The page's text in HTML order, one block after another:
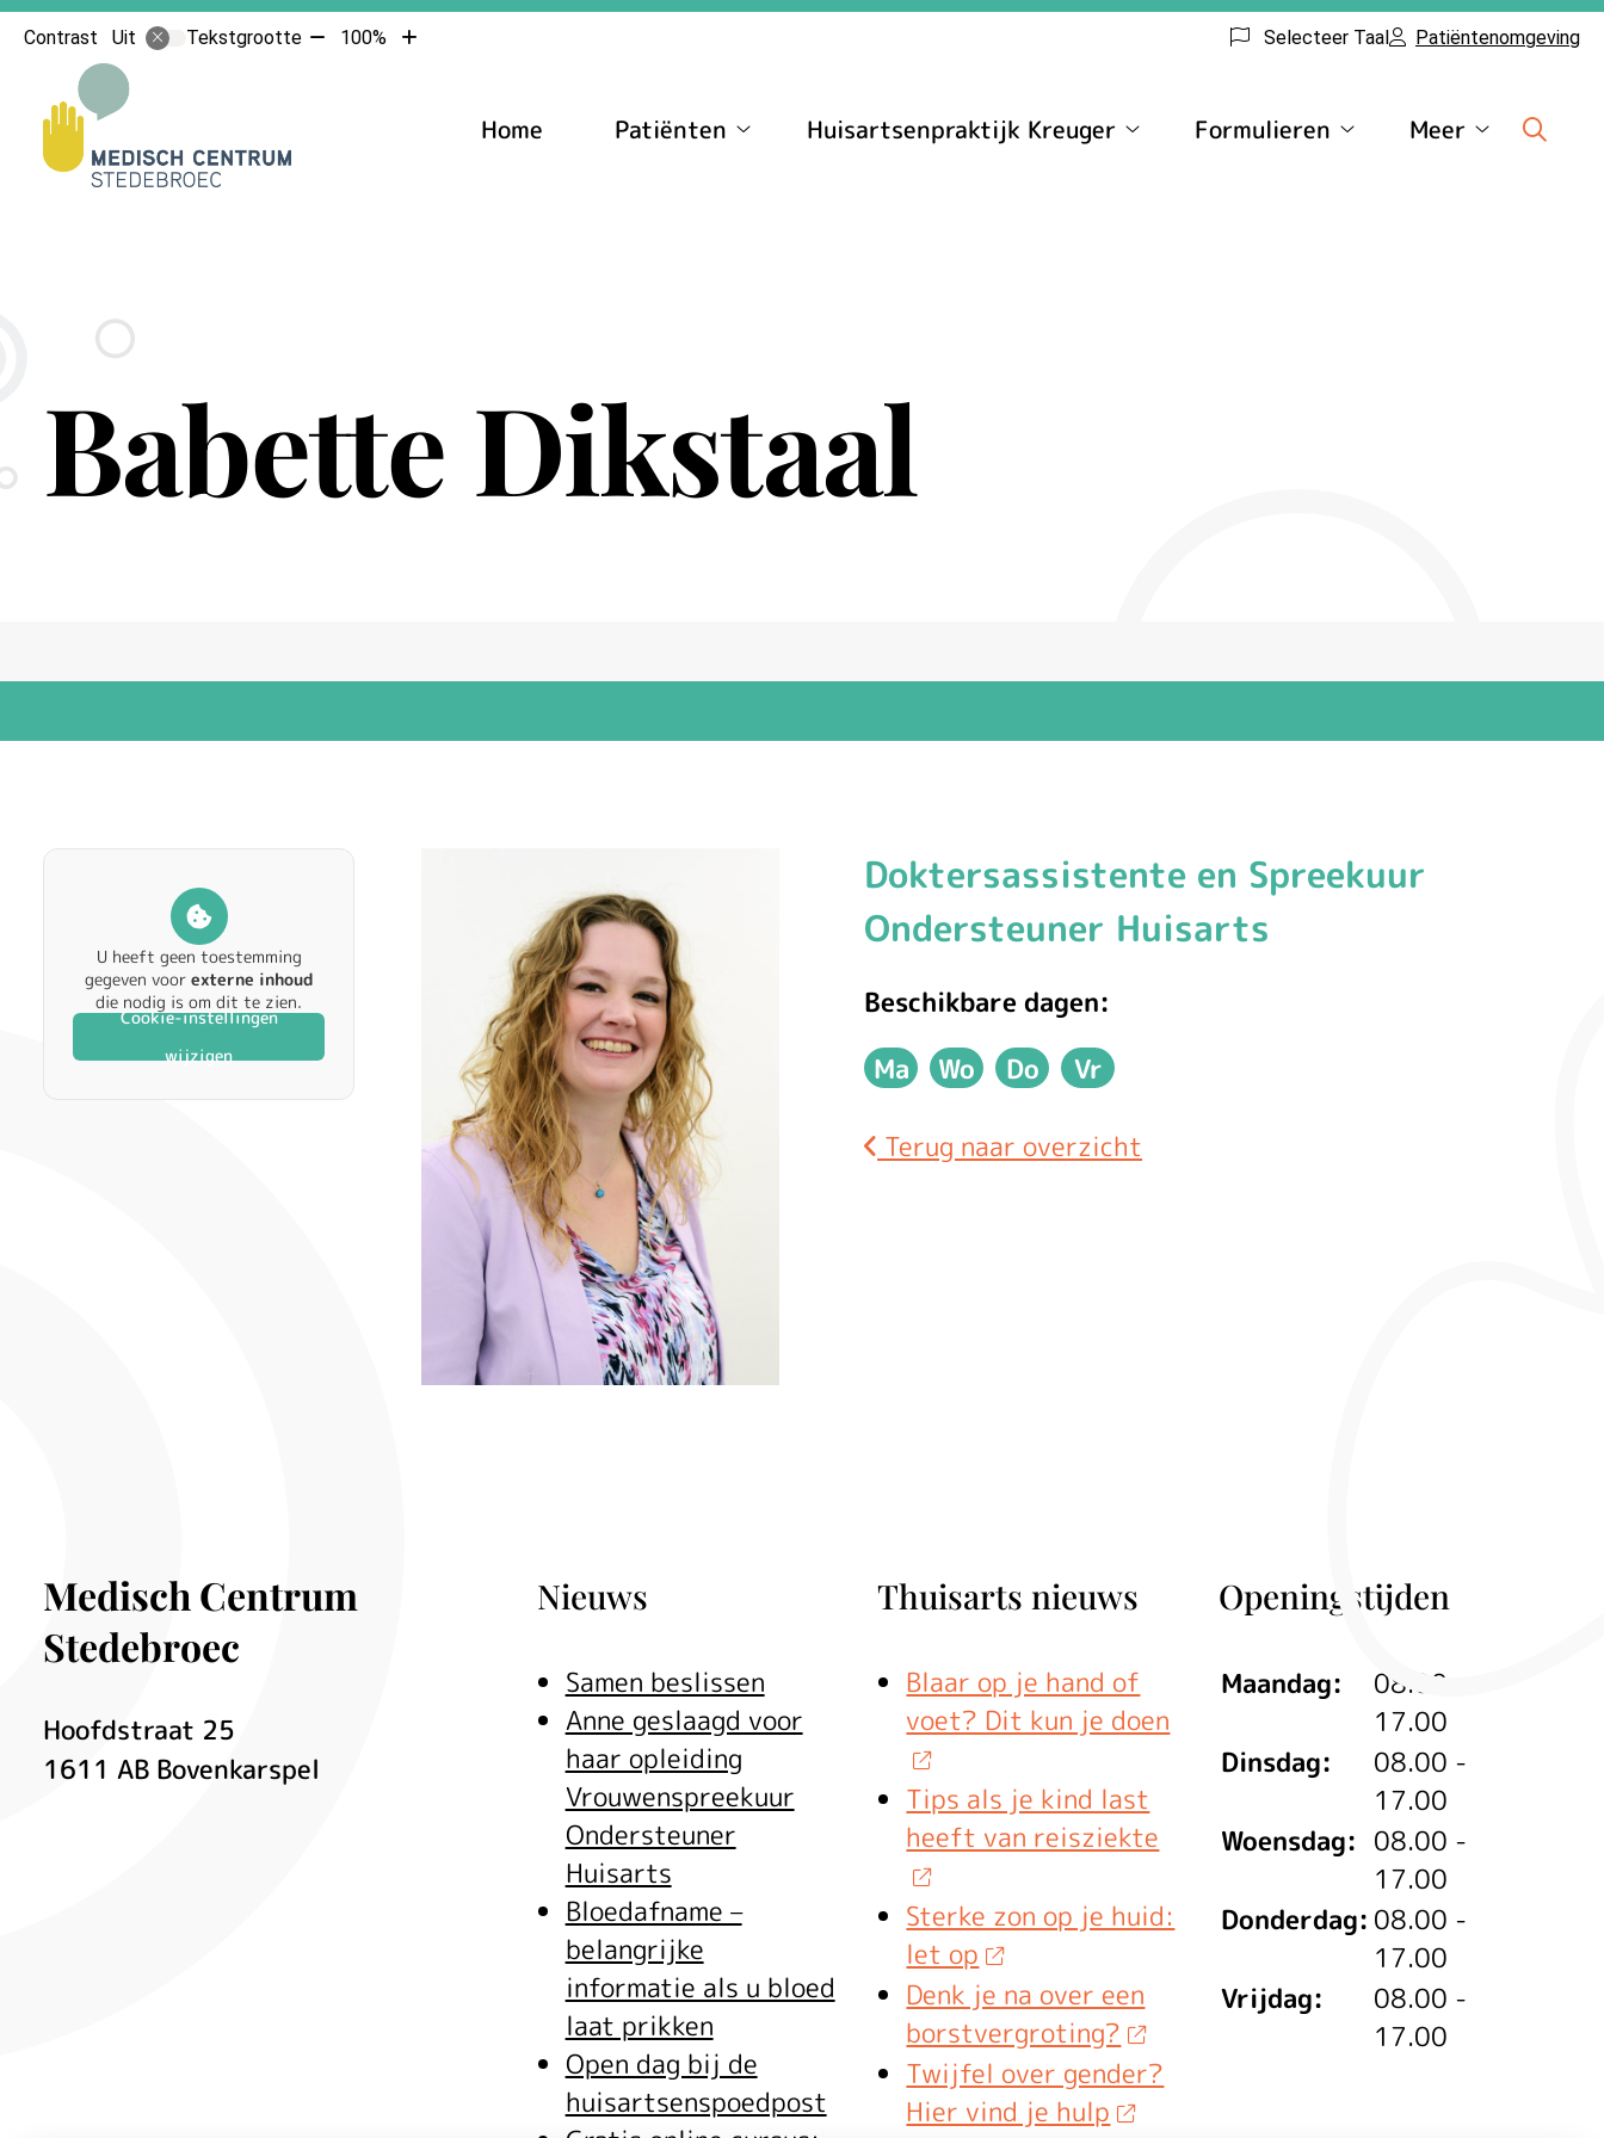
Contrast Uit Tekstgrootte Tekst100%
Tekst
Selecteer Taal Patiëntenomgeving
Home Patiënten Huisartsenpraktijk Kreuger Formulieren Meer
Babette Dikstaal
Babette
Doktersassistente en Spreekuur
Ondersteuner Huisarts
Beschikbare dagen:
Maandag
Ma Woensdag
Wo Donderdag
Do Vrijdag
Vr
Terug naar overzicht
U heeft geen toestemming
gegeven voor externe inhoud
die nodig is om dit te zien.
Cookie-instellingen
wijzigen
Medisch Centrum
Stedebroec
Hoofdstraat 25
1611 AB Bovenkarspel
Nieuws
Samen beslissen
Anne geslaagd voor
haar opleiding
Vrouwenspreekuur
Ondersteuner
Huisarts
Bloedafname –
belangrijke
informatie als u bloed
laat prikken
Open dag bij de
huisartsenspoedpost
Thuisarts nieuws
Blaar op je hand of
voet? Dit kun je doen
Tips als je kind last
heeft van reisziekte
Sterke zon op je huid:
let op
Denk je na over een
borstvergroting?
Twijfel over gender?
Hier vind je hulp
Openingstijden
Maandag:
08.00 -
17.00
Dinsdag:
08.00 -
17.00
Woensdag: 08.00 -
17.00
Donderdag: 08.00 -
17.00
Vrijdag:
08.00 -
17.00